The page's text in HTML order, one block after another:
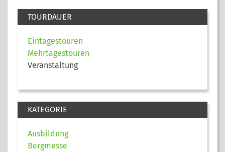
TOURDAUER
Eintagestouren
Mehrtagestouren
Veranstaltung
KATEGORIE
Ausbildung
Bergmesse